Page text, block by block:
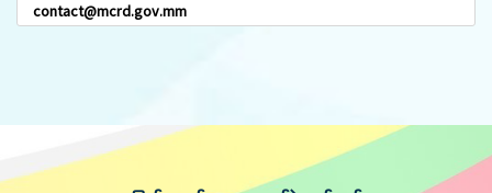
contact@mcrd.gov.mm